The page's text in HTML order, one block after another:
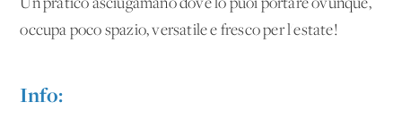
Un pratico asciugamano dove lo puoi portare ovunque,
occupa poco spazio, versatile e fresco per l'estate!
Info: